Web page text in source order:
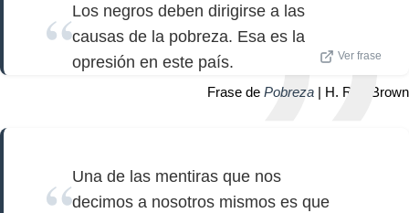
Los negros deben dirigirse a las
causas de la pobreza. Esa es la
opresión en este país.
Ver frase
Frase de Pobreza | H. Rap Brown
Una de las mentiras que nos
decimos a nosotros mismos es que